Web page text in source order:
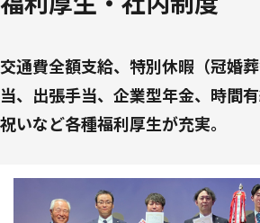
交通費全額支給、特別休暇（冠婚
当、出張手当、企業型年金、時間
祝いなど各種福利厚生が充実。